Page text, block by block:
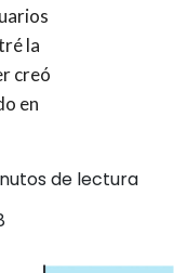
la
creó
en
de lectura